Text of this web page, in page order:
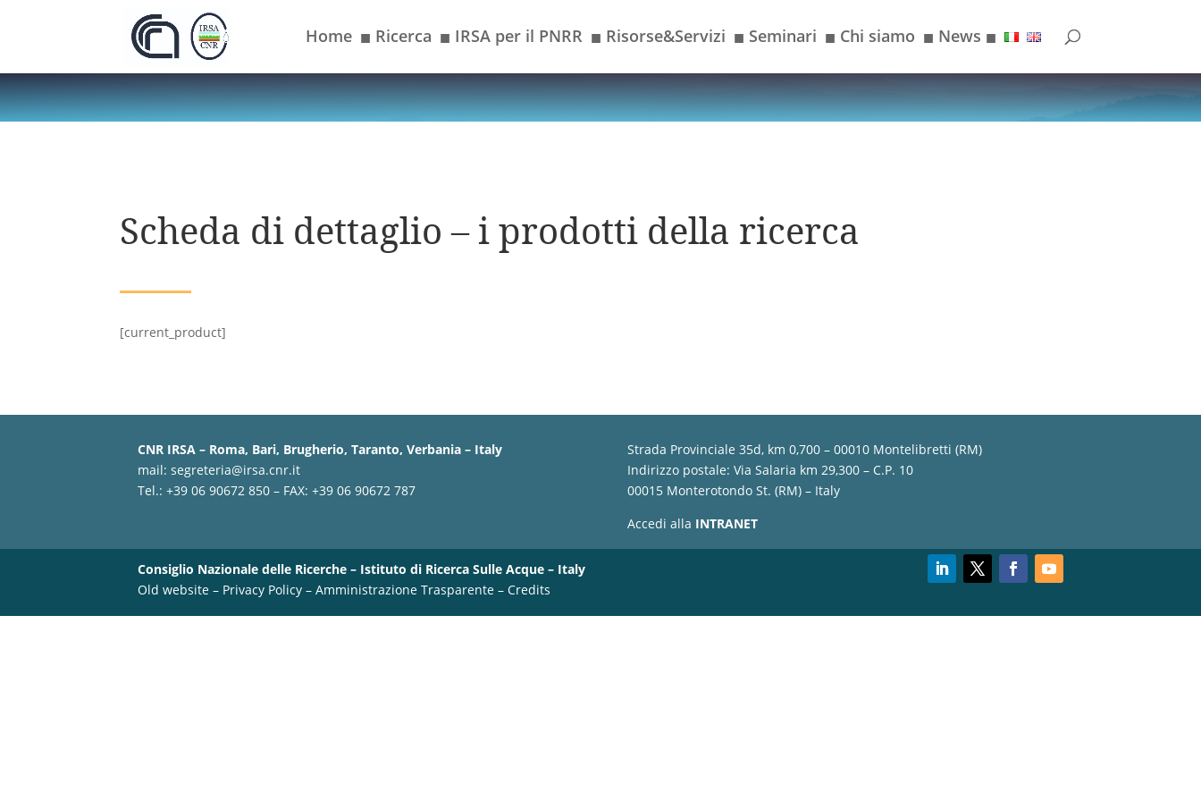
Home ■ Ricerca ■ IRSA per il PNRR ■ Risorse&Servizi ■ Seminari ■ Chi siamo ■ News ■
Scheda di dettaglio – i prodotti della ricerca
[current_product]
CNR IRSA – Roma, Bari, Brugherio, Taranto, Verbania – Italy
mail:segreteria@irsa.cnr.it
Tel.: +39 06 90672 850 – FAX: +39 06 90672 787
Strada Provinciale 35d, km 0,700 – 00010 Montelibretti (RM)
Indirizzo postale: Via Salaria km 29,300 – C.P. 10
00015 Monterotondo St. (RM) – Italy
Accedi alla INTRANET
Consiglio Nazionale delle Ricerche – Istituto di Ricerca Sulle Acque – Italy
Old website – Privacy Policy –Amministrazione Trasparente –Credits